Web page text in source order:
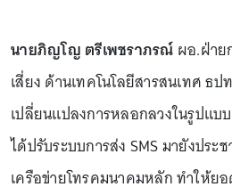
นายภิญโญ ตรีเพชราภรณ์ ผอ.ฝ่าย
เสี่ยง ด้านเทคโนโลยีสารสนเทศ ธ
เปลี่ยนแปลงการหลอกลวงในรูปแบ
ได้ปรับระบบการส่ง SMS มายังประ
เครือข่ายโทรคมนาคมหลัก ทำให้ย